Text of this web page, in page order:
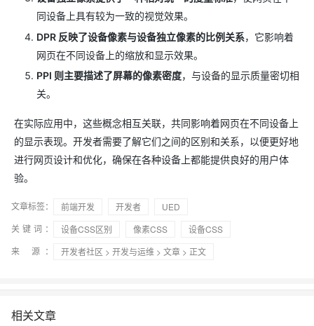
同设备上具有较为一致的视觉效果。
DPR 反映了设备像素与设备独立像素的比例关系，它影响着
网页在不同设备上的缩放和显示效果。
PPI 则主要描述了屏幕的像素密度，与设备的显示质量密切相
关。
在实际应用中，这些概念相互关联，共同影响着网页在不同设备上
的显示表现。开发者需要了解它们之间的区别和关系，以便更好地
进行网页设计和优化，确保在各种设备上都能提供良好的用户体
验。
文章标签： 前端开发 开发者
UED
关键词：
设备CSS区别 像素CSS
设备CSS
来 源：
开发者社区 > 开发与运维 > 文章 > 正文
相关文章